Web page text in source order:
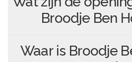
Broodje Ben
Waar is Broodje